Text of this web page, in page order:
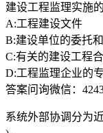
建设工程监理实施
A:工程建设文件
B:建设单位的委托
C:有关的建设工程
D:工程监理企业的
答案问询微信：
系统外部协调分为